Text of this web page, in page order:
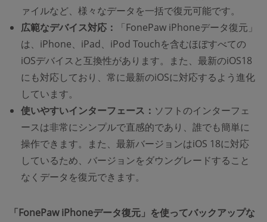
ァイルなど、様々なデータを一括で復元可能です。
広範なデバイス対応：
「FonePaw iPhoneデータ復元」
は、iPhone、iPad、iPod Touchを含むほぼすべての
iOSデバイスと互換性があります。また、最新のiOS18
にも対応しており、常に最新のiOSに対応するよう進化
しています。
使いやすいインターフェース： ソフトのインターフェ
ースは非常にシンプルで直感的であり、誰でも簡単に
操作できます。また、最新バージョンはiOS 18に対応
しているため、バージョンをダウングレードすること
なくデータを復元できます。
「FonePaw iPhoneデータ復元」を使ってバックアップな